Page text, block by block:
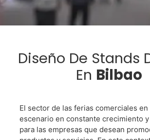
Un
Diseño De Stands
En Bilbao
El sector de las ferias comerciales en
escenario en constante crecimiento
para las empresas que desean